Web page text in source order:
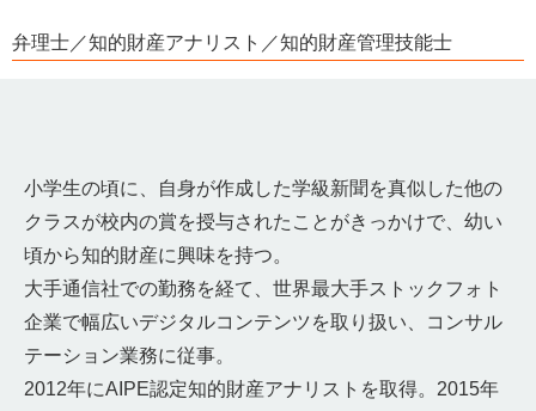
弁理士／知的財産アナリスト／知的財産管理技能士
小学生の頃に、自身が作成した学級新聞を真似した他の
クラスが校内の賞を授与されたことがきっかけで、幼い
頃から知的財産に興味を持つ。
大手通信社での勤務を経て、世界最大手ストックフォト
企業で幅広いデジタルコンテンツを取り扱い、コンサル
テーション業務に従事。
2012年にAIPE認定知的財産アナリストを取得。2015年